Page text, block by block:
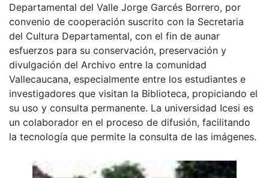
Departamental del Valle Jorge Garcés Borrero, por
convenio de cooperación suscrito con la Secretaria
del Cultura Departamental, con el fin de aunar
esfuerzos para su conservación, preservación y
divulgación del Archivo entre la comunidad
Vallecaucana, especialmente entre los estudiantes e
investigadores que visitan la Biblioteca, propiciando el
su uso y consulta permanente. La universidad Icesi es
un colaborador en el proceso de difusión, facilitando
la tecnología que permite la consulta de las imágenes.